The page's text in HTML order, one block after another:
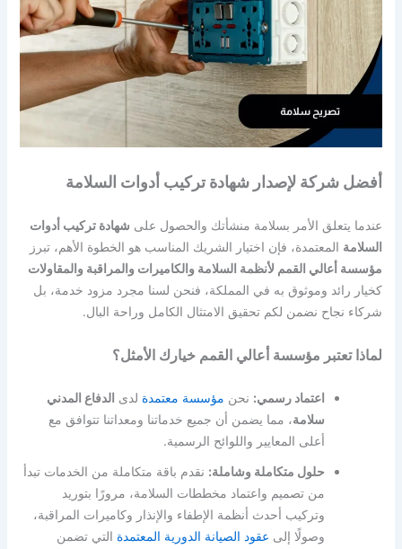
أفضل شركة لإصدار شهادة تركيب أدوات السلامة
عندما يتعلق الأمر بسلامة منشأتك والحصول على شهادة تركيب أدوات
السلامة المعتمدة، فإن اختيار الشريك المناسب هو الخطوة الأهم، تبرز
مؤسسة أعالي القمم لأنظمة السلامة والكاميرات والمراقبة والمقاولات
كخيار رائد وموثوق به في المملكة، فنحن لسنا مجرد مزود خدمة، بل
شركاء نجاح نضمن لكم تحقيق الامتثال الكامل وراحة البال.
لماذا تعتبر مؤسسة أعالي القمم خيارك الأمثل؟
اعتماد رسمي: نحن مؤسسة معتمدة لدى الدفاع المدني
سلامة، مما يضمن أن جميع خدماتنا ومعداتنا تتوافق مع
أعلى المعايير واللوائح الرسمية.
حلول متكاملة وشاملة: نقدم باقة متكاملة من الخدمات تبدأ
من تصميم واعتماد مخططات السلامة، مرورًا بتوريد
وتركيب أحدث أنظمة الإطفاء والإنذار وكاميرات المراقبة،
وصولًا إلى عقود الصيانة الدورية المعتمدة التي تضمن